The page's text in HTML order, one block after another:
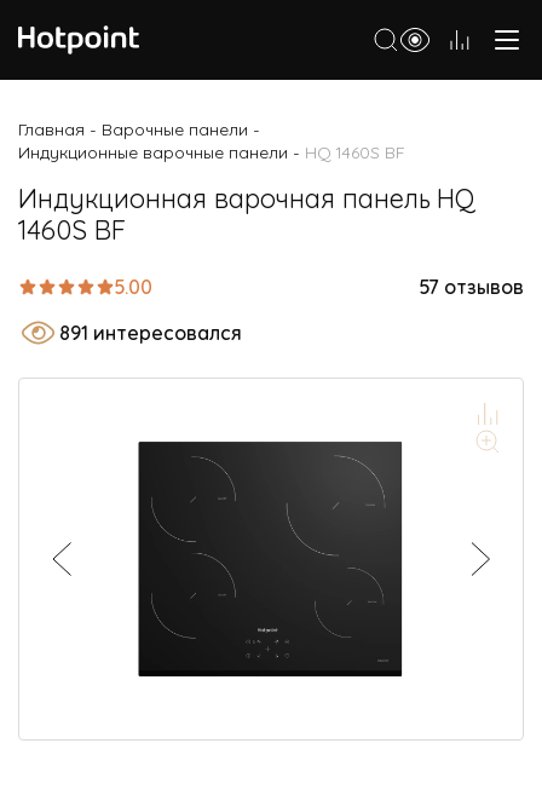
Морозильные камеры
Стиральные и сушильные машины
Варочные панели
Духовые шкафы
Микроволновые печи
Малая бытовая техника
О Hotpoint
Главная - Варочные панели -
Индукционные варочные панели - HQ 1460S BF
Индукционная варочная панель HQ
1460S BF
5.00
57 отзывов
891 интересовался